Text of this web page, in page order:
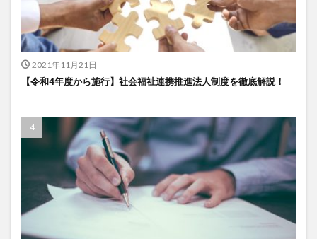
2021年11月21日
【令和4年度から施行】社会福祉連携推進法人制度を徹底解説！
一般社団法人全国介護支援協会 上着
乾燥対策
予防
事業運営 人事考課
人事評価
人員配置基準
人材採用
プラナス株式会社
フォーユー
スマホ活用
ディフェンス
ダレタメすぎと
タレントマネジメント
チーム
チームビルディング
チームを育む
チーム力
チアケアズ
ちぎっ手アート
ちぎり絵
つながって！MIRAI
デイサービス
デジタルの日
ファクタリング
ドラえもん
ナノファイバー